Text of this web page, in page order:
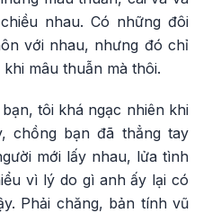
nhau. Có những đôi
với nhau, nhưng đó chỉ
mâu thuẫn mà thôi.
tôi khá ngạc nhiên khi
chồng bạn đã thẳng tay
mới lấy nhau, lửa tình
vì lý do gì anh ấy lại có
Phải chăng, bản tính vũ